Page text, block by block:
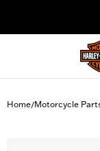
Home/Motorcycle